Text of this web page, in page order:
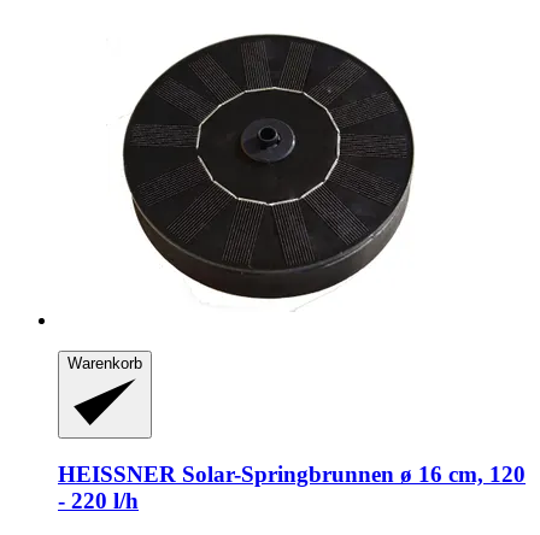
Warenkorb
HEISSNER Solar-​Springbrunnen ø 16 cm, 120
-​ 220 l/h